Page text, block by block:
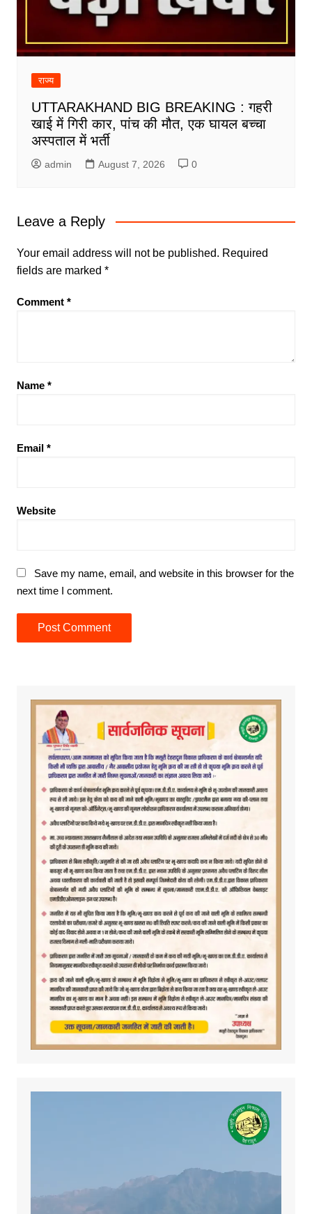
राज्य
UTTARAKHAND BIG BREAKING : गहरी
खाई में गिरी कार, पांच की मौत, एक घायल बच्चा
अस्पताल में भर्ती
admin August 7, 2026 0
Leave a Reply
Your email address will not be published. Required
fields are marked *
Comment *
Name *
Email *
Website
Save my name, email, and website in this browser for the
next time I comment.